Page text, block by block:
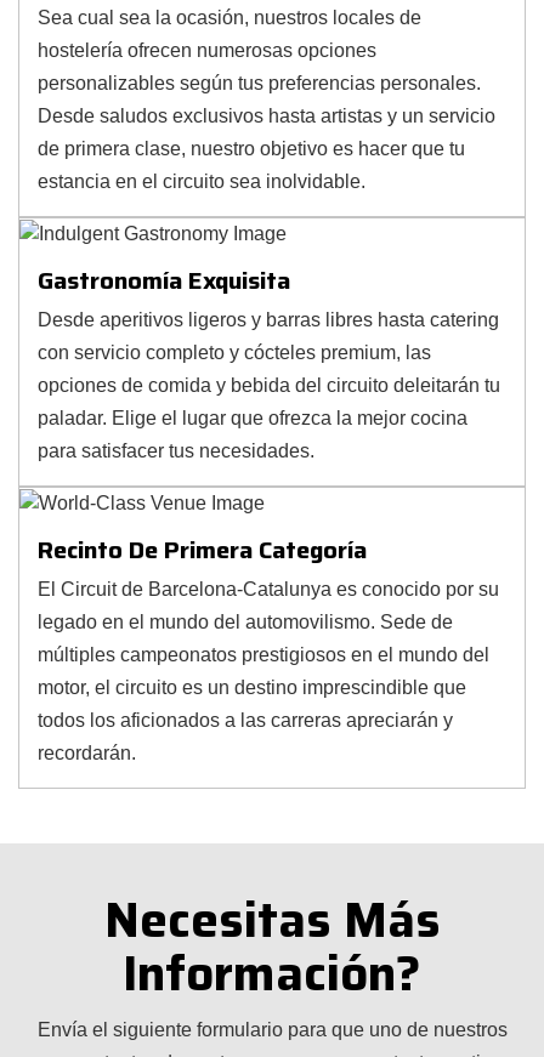
Sea cual sea la ocasión, nuestros locales de
hostelería ofrecen numerosas opciones
personalizables según tus preferencias personales.
Desde saludos exclusivos hasta artistas y un servicio
de primera clase, nuestro objetivo es hacer que tu
estancia en el circuito sea inolvidable.
Gastronomía Exquisita
Desde aperitivos ligeros y barras libres hasta catering
con servicio completo y cócteles premium, las
opciones de comida y bebida del circuito deleitarán tu
paladar. Elige el lugar que ofrezca la mejor cocina
para satisfacer tus necesidades.
Recinto De Primera Categoría
El Circuit de Barcelona-Catalunya es conocido por su
legado en el mundo del automovilismo. Sede de
múltiples campeonatos prestigiosos en el mundo del
motor, el circuito es un destino imprescindible que
todos los aficionados a las carreras apreciarán y
recordarán.
Necesitas Más
Información?
Envía el siguiente formulario para que uno de nuestros